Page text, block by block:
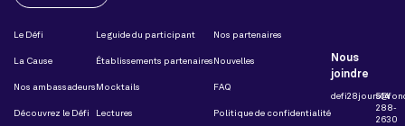
Le Défi
La Cause
Nos ambassadeurs
Découvrez le Défi
Le guide du participant
Établissements partenaires
Mocktails
Lectures
Nos partenaires
Nouvelles
FAQ
Politique de confidentialité
Nous
joindre
514
288-
2630